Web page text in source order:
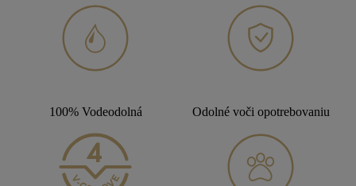
100% Vodeodolná Odolné voči opotrebovaniu